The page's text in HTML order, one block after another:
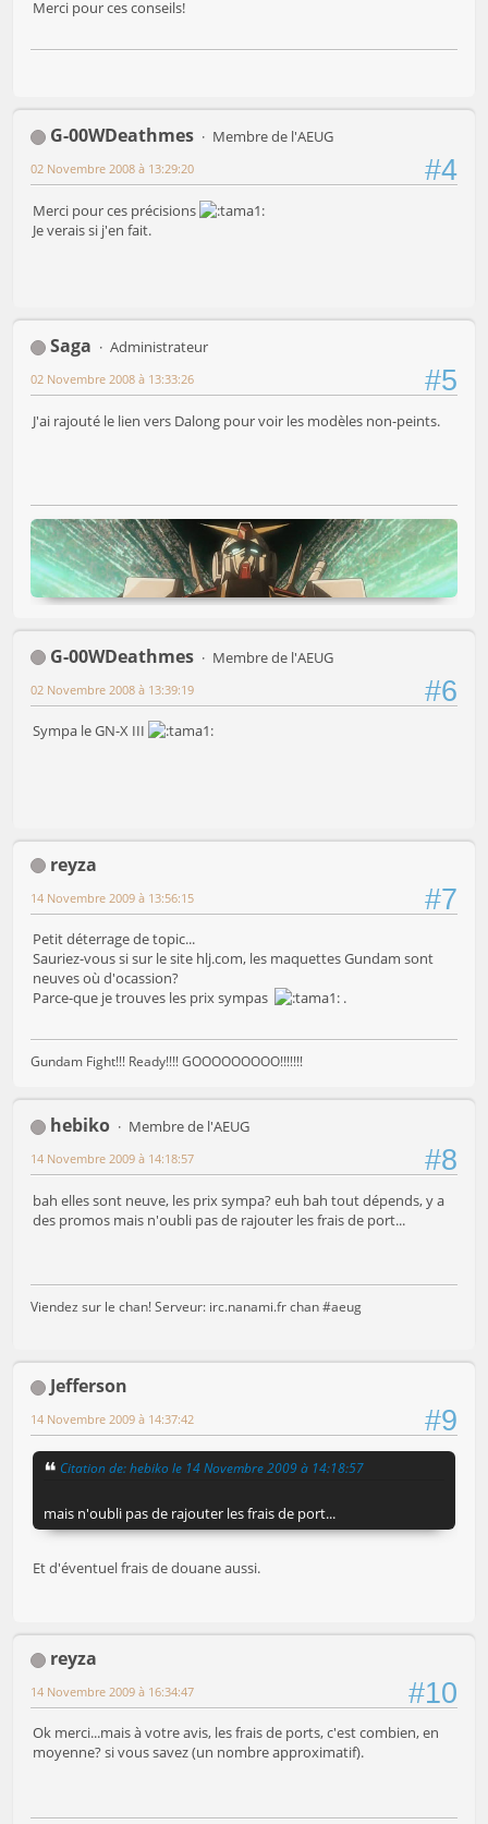
Merci pour ces conseils!
G-00WDeathmes Membre de l'AEUG
#4
02 Novembre 2008 à 13:29:20
Merci pour ces précisions
Je verais si j'en fait.
Saga Administrateur
#5
02 Novembre 2008 à 13:33:26
J'ai rajouté le lien vers Dalong pour voir les modèles non-peints.
G-00WDeathmes Membre de l'AEUG
#6
02 Novembre 2008 à 13:39:19
Sympa le GN-X III
reyza
#7
14 Novembre 2009 à 13:56:15
Petit déterrage de topic...
Sauriez-vous si sur le site hlj.com, les maquettes Gundam sont
neuves où d'ocassion?
Parce-que je trouves les prix sympas
.
Gundam Fight!!! Ready!!!! GOOOOOOOOO!!!!!!!
hebiko Membre de l'AEUG
#8
14 Novembre 2009 à 14:18:57
bah elles sont neuve, les prix sympa? euh bah tout dépends, y a
des promos mais n'oubli pas de rajouter les frais de port...
Viendez sur le chan! Serveur: irc.nanami.fr chan #aeug
Jefferson
#9
14 Novembre 2009 à 14:37:42
Citation de: hebiko le 14 Novembre 2009 à 14:18:57
mais n'oubli pas de rajouter les frais de port...
Et d'éventuel frais de douane aussi.
reyza
#10
14 Novembre 2009 à 16:34:47
Ok merci...mais à votre avis, les frais de ports, c'est combien, en
moyenne? si vous savez (un nombre approximatif).